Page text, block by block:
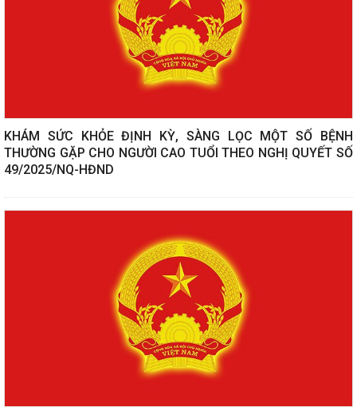
KHÁM SỨC KHỎE ĐỊNH KỲ, SÀNG LỌC MỘT SỐ BỆNH
THƯỜNG GẶP CHO NGƯỜI CAO TUỔI THEO NGHỊ QUYẾT SỐ
49/2025/NQ-HĐND